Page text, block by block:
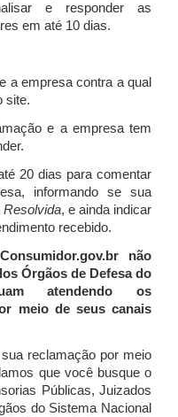
e responder as
em até 10 dias.
a empresa contra a qual
site.
e a empresa tem
20 dias para comentar
informando se sua
Resolvida, e ainda indicar
recebido.
não
Órgãos de Defesa do
atendendo os
meio de seus canais
reclamação por meio
que você busque o
Públicas, Juizados
do Sistema Nacional